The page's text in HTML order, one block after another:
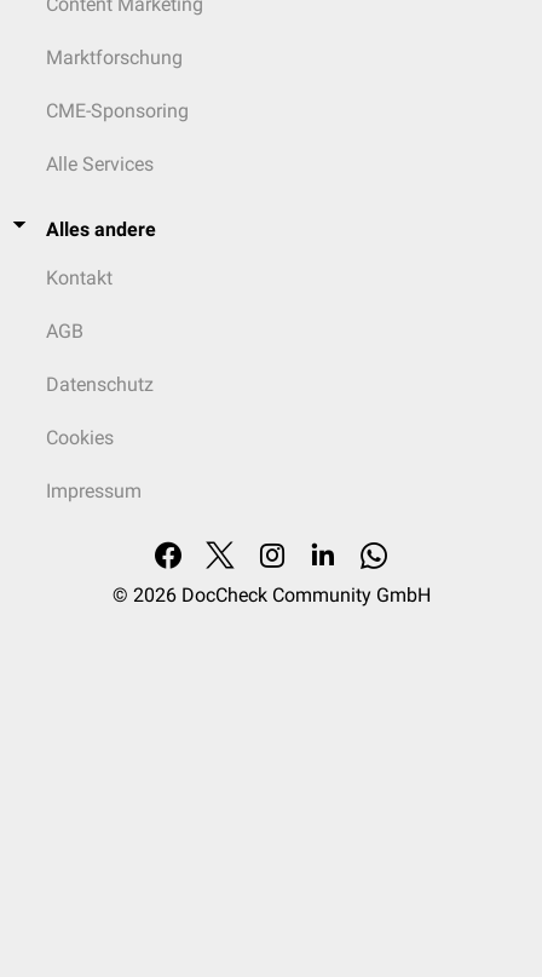
Marktforschung
CME-Sponsoring
Alle Services
Alles andere
Kontakt
AGB
Datenschutz
Cookies
Impressum
© 2026 DocCheck Community GmbH